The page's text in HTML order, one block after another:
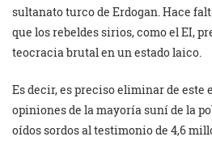
sultanato turco de Erdogan. Hace
que los rebeldes sirios, como el EI,
teocracia brutal en un estado laico.
Es decir, es preciso eliminar de este
opiniones de la mayoría suní de la
oídos sordos al testimonio de 4,6